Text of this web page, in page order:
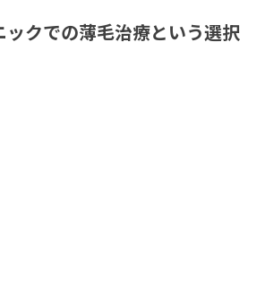
ックでの薄毛治療という選択